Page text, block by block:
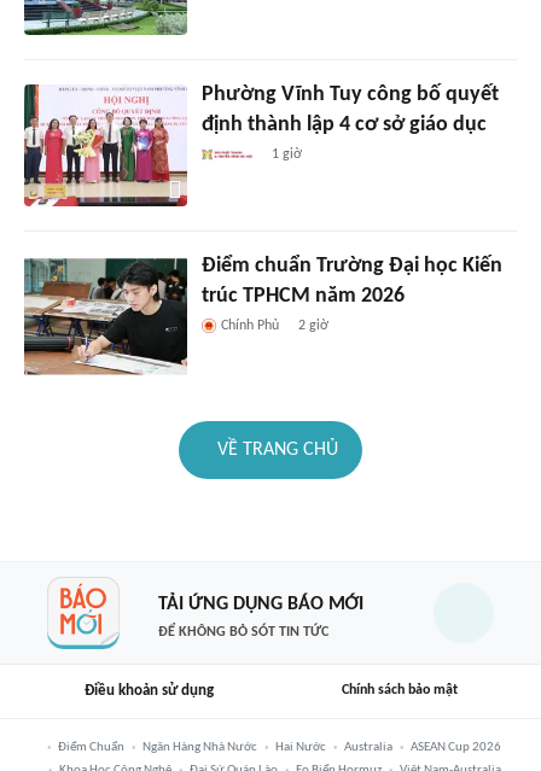
Phường Vĩnh Tuy công bố quyết
định thành lập 4 cơ sở giáo dục
1 giờ
Điểm chuẩn Trường Đại học Kiến
trúc TPHCM năm 2026
Chính Phủ 2 giờ
VỀ TRANG CHỦ
TẢI ỨNG DỤNG BÁO MỚI
ĐỂ KHÔNG BỎ SÓT TIN TỨC
Điều khoản sử dụng Chính sách bảo mật
Điểm Chuẩn Ngân Hàng Nhà Nước Hai Nước Australia
ASEAN Cup 2026